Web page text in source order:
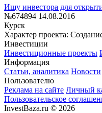
Ищу инвестора для
№674894 14.08.2016
Курск
Характер проекта:
Инвестиции
Инвестиционные проекты
Информация
Статьи, аналитика Новости
Пользователю
Реклама на сайте Личный
Пользовательское
InvestBaza.ru © 2026